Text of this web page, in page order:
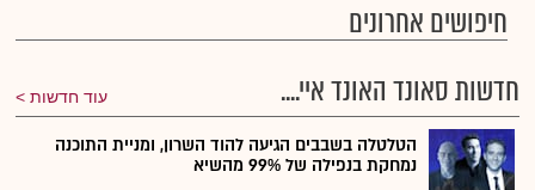
חיפושים אחרונים
חדשות סאונד האונד איי....
עוד חדשות
הטלטלה בשבבים הגיעה להוד השרון, ומניית התוכנה
נמחקת בנפילה של 99% מהשיא